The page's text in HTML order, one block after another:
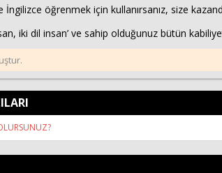
İngilizce öğrenmek için kullanırsanız, size
iki dil insan’ ve sahip olduğunuz bütün